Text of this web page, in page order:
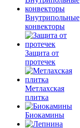
Внутрипольные
конвекторы
Защита от
протечек
Метлахская
плитка
Биокамины